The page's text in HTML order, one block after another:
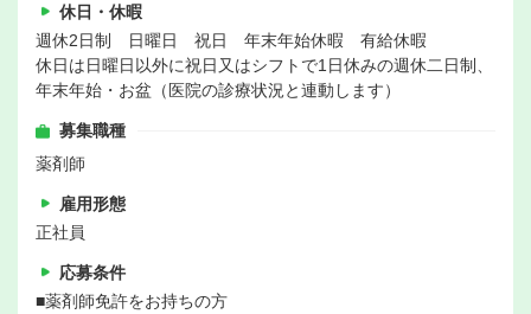
休日・休暇
週休2日制 日曜日 祝日 年末年始休暇 有給休暇
休日は日曜日以外に祝日又はシフトで1日休みの週休二日制、
年末年始・お盆（医院の診療状況と連動します）
募集職種
薬剤師
雇用形態
正社員
応募条件
■薬剤師免許をお持ちの方